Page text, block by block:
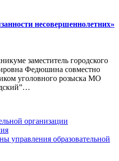
несовершеннолетних»
заместитель городского
Федюшина совместно
уголовного розыска МО
организации
управления образовательной